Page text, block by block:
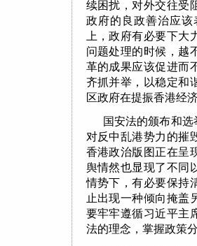
续困扰，对外交往受
政府的良政善治应
上，政府有必要下
问题处理的时候，越
革的成果应该促进而
齐抓并举，以稳定和
区政府在提振香港经
国安法的颁布和
对反中乱港势力的摧
香港政治版图正在呈
舆情然也显现了不同
情势下，有必要保持
止出现一种倾向掩盖
要牢牢遵循习近平主
法的理念，掌握政策